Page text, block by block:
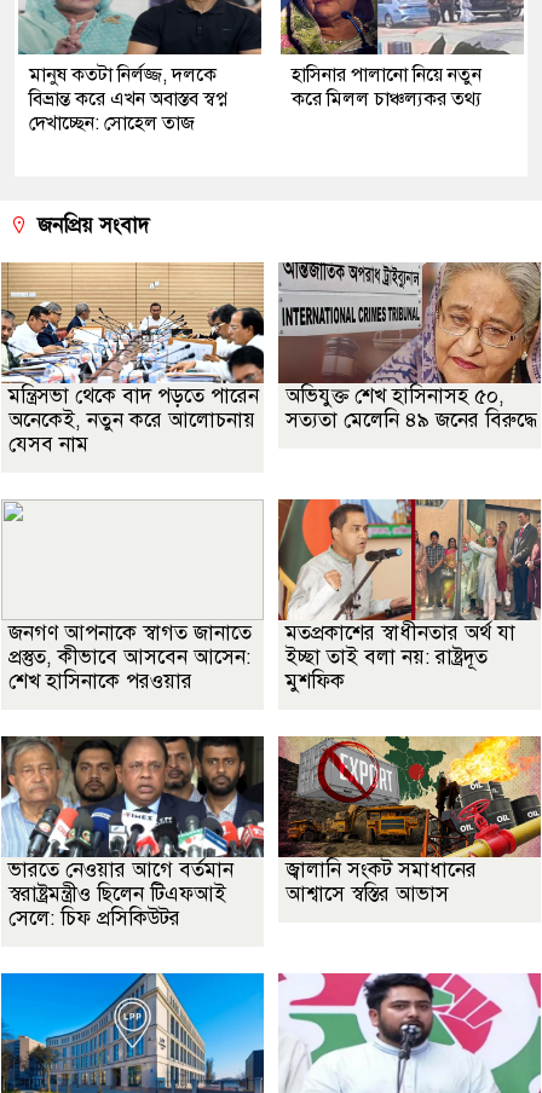
মানুষ কতটা নির্লজ্জ, দলকে
বিভ্রান্ত করে এখন অবাস্তব স্বপ্ন
দেখাচ্ছেন: সোহেল তাজ
হাসিনার পালানো নিয়ে নতুন
করে মিলল চাঞ্চল্যকর তথ্য
জনপ্রিয় সংবাদ
মন্ত্রিসভা থেকে বাদ পড়তে পারেন
অনেকেই, নতুন করে আলোচনায়
যেসব নাম
অভিযুক্ত শেখ হাসিনাসহ ৫০,
সত্যতা মেলেনি ৪৯ জনের বিরুদ্ধে
জনগণ আপনাকে স্বাগত জানাতে
প্রস্তুত, কীভাবে আসবেন আসেন:
শেখ হাসিনাকে পরওয়ার
মতপ্রকাশের স্বাধীনতার অর্থ যা
ইচ্ছা তাই বলা নয়: রাষ্ট্রদূত
মুশফিক
ভারতে নেওয়ার আগে বর্তমান
স্বরাষ্ট্রমন্ত্রীও ছিলেন টিএফআই
সেলে: চিফ প্রসিকিউটর
জ্বালানি সংকট সমাধানের
আশ্বাসে স্বস্তির আভাস